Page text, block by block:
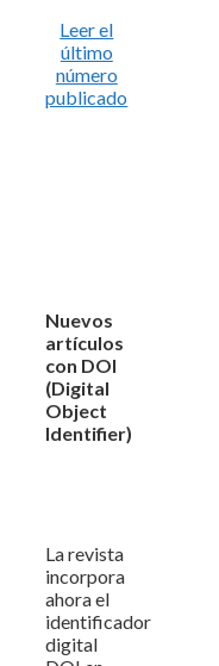
Leer el
último
número
publicado
Nuevos
artículos
con DOI
(Digital
Object
Identifier)
La revista
incorpora
ahora el
identificador
digital